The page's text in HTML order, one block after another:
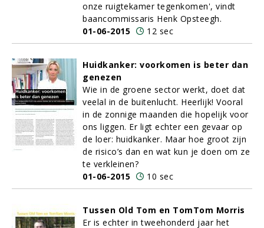
onze ruigtekamer tegenkomen', vindt
baancommissaris Henk Opsteegh.
01-06-2015
12 sec
Huidkanker: voorkomen is beter dan
genezen
Wie in de groene sector werkt, doet dat
veelal in de buitenlucht. Heerlijk! Vooral
in de zonnige maanden die hopelijk voor
ons liggen. Er ligt echter een gevaar op
de loer: huidkanker. Maar hoe groot zijn
de risico’s dan en wat kun je doen om ze
te verkleinen?
01-06-2015
10 sec
Tussen Old Tom en TomTom Morris
Er is echter in tweehonderd jaar het